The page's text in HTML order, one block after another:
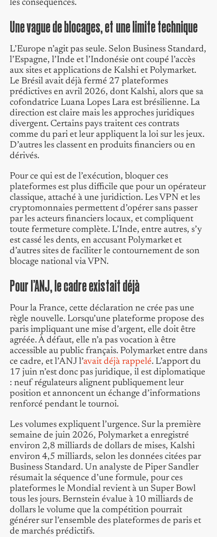
les conséquences.
Une vague de blocages, et une limite technique
L’Europe n’agit pas seule. Selon Business Standard,
l’Espagne, l’Inde et l’Indonésie ont coupé l’accès
aux sites et applications de Kalshi et Polymarket.
Le Brésil avait déjà fermé 27 plateformes
prédictives en avril 2026, dont Kalshi, alors que sa
cofondatrice Luana Lopes Lara est brésilienne. La
direction est claire mais les approches juridiques
divergent. Certains pays traitent ces contrats
comme du pari et leur appliquent la loi sur les jeux.
D’autres les classent en produits financiers ou en
dérivés.
Pour ce qui est de l’exécution, bloquer ces
plateformes est plus difficile que pour un opérateur
classique, attaché à une juridiction. Les VPN et les
cryptomonnaies permettent d’opérer sans passer
par les acteurs financiers locaux, et compliquent
toute fermeture complète. L’Inde, entre autres, s’y
est cassé les dents, en accusant Polymarket et
d’autres sites de faciliter le contournement de son
blocage national via VPN.
Pour l’ANJ, le cadre existait déjà
Pour la France, cette déclaration ne crée pas une
règle nouvelle. Lorsqu’une plateforme propose des
paris impliquant une mise d’argent, elle doit être
agréée. À défaut, elle n’a pas vocation à être
accessible au public français. Polymarket entre dans
ce cadre, et l’ANJ l’avait déjà rappelé. L’apport du
17 juin n’est donc pas juridique, il est diplomatique
: neuf régulateurs alignent publiquement leur
position et annoncent un échange d’informations
renforcé pendant le tournoi.
Les volumes expliquent l’urgence. Sur la première
semaine de juin 2026, Polymarket a enregistré
environ 2,8 milliards de dollars de mises, Kalshi
environ 4,5 milliards, selon les données citées par
Business Standard. Un analyste de Piper Sandler
résumait la séquence d’une formule, pour ces
plateformes le Mondial revient à un Super Bowl
tous les jours. Bernstein évalue à 10 milliards de
dollars le volume que la compétition pourrait
générer sur l’ensemble des plateformes de paris et
de marchés prédictifs.